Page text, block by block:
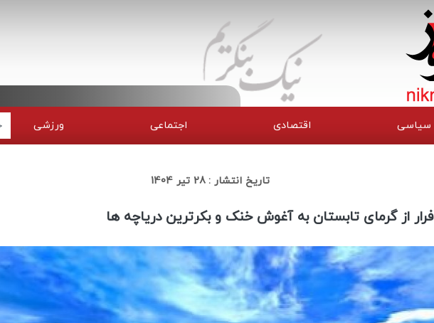
سیاسی اقتصادی اجتماعی ورزشی
تاریخ انتشار : 28 تیر 1404
فرار از گرمای تابستان به آغوش خنک و بکرترین دریاچه ها